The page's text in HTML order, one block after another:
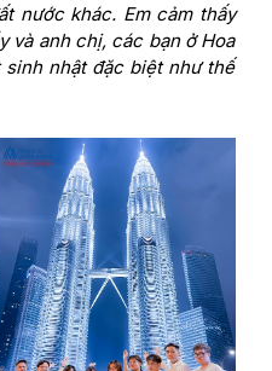
nước khác. Em cảm thấy
và anh chị, các bạn ở Hoa
nhật đặc biệt như thế